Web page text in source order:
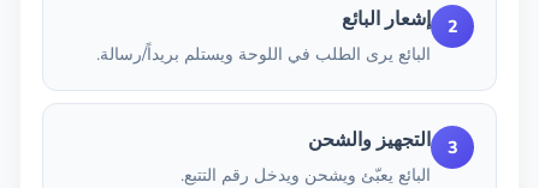
2 إشعار البائع
البائع يرى الطلب في اللوحة ويستلم بريداً/رسالة.
3 التجهيز والشحن
البائع يعبّئ ويشحن ويدخل رقم التتبع.